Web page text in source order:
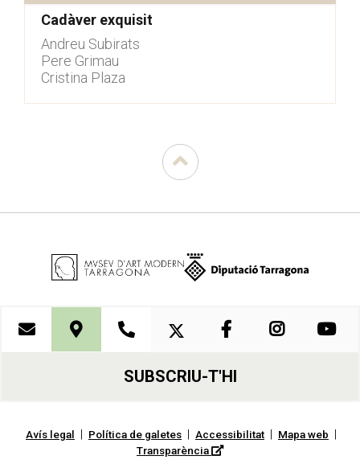
Cadàver exquisit
Andreu Subirats
Pere Grimau
Cristina Plaza
SUBSCRIU-T'HI
Avís legal | Política de galetes | Accessibilitat | Mapa web |
Transparència